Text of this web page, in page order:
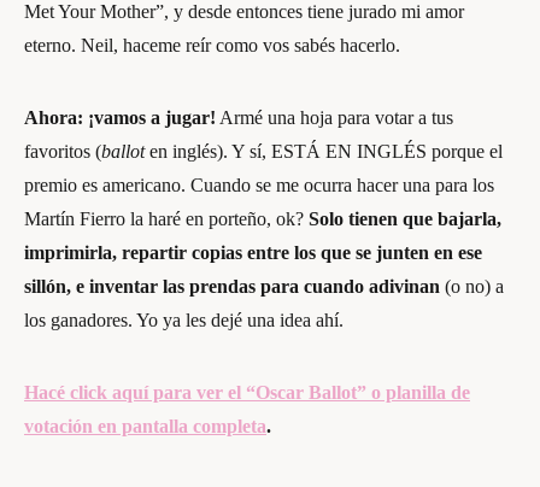
Met Your Mother”, y desde entonces tiene jurado mi amor
eterno. Neil, haceme reír como vos sabés hacerlo.
Ahora: ¡vamos a jugar! Armé una hoja para votar a tus
favoritos (balloten inglés). Y sí, ESTÁ EN INGLÉS porque el
premio es americano. Cuando se me ocurra hacer una para los
Martín Fierro la haré en porteño, ok? Solo tienen que bajarla,
imprimirla, repartir copias entre los que se junten en ese
sillón, e inventar las prendas para cuando adivinan (o no) a
los ganadores. Yo ya les dejé una idea ahí.
Hacé click aquí para ver el “Oscar Ballot” o planilla de
votación en pantalla completa.